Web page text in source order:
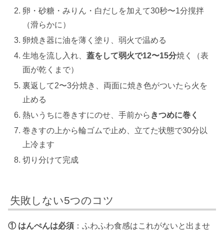
卵・砂糖・みりん・白だしを加えて30秒〜1分撹拌
（滑らかに）
卵焼き器に油を薄く塗り、弱火で温める
生地を流し入れ、蓋をして弱火で12〜15分焼く（表
面が乾くまで）
裏返して2〜3分焼き、両面に焼き色がついたら火を
止める
熱いうちに巻きすにのせ、手前から きつめに巻く
巻きすの上から輪ゴムで止め、立てた状態で30分以
上冷ます
切り分けて完成
失敗しない5つのコツ
① はんぺんは必須 ：ふわふわ食感はこれがないと出ませ